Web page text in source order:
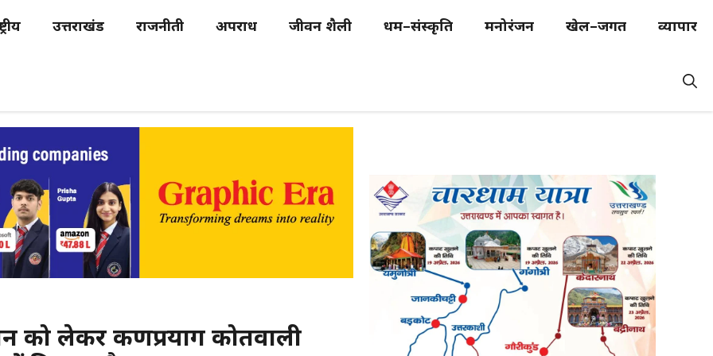
उत्तराखंड राजनीती अपराध जीवन शैली धर्म–संस्कृति मनोरंजन खेल–जगत व्यापार
को लेकर कर्णप्रयाग कोतवाली